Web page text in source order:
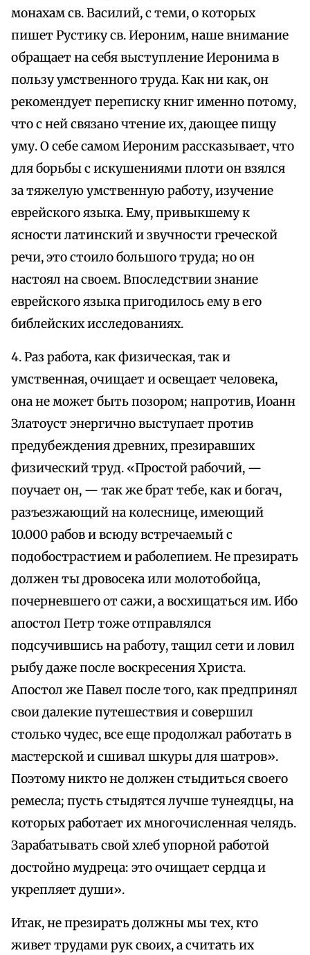
монахам св. Василий, с теми, о которых
пишет Рустику св. Иероним, наше внимание
обращает на себя выступление Иеронима в
пользу умственного труда. Как ни как, он
рекомендует переписку книг именно потому,
что с ней связано чтение их, дающее пищу
уму. О себе самом Иероним рассказывает, что
для борьбы с искушениями плоти он взялся
за тяжелую умственную работу, изучение
еврейского языка. Ему, привыкшему к
ясности латинский и звучности греческой
речи, это стоило большого труда; но он
настоял на своем. Впоследствии знание
еврейского языка пригодилось ему в его
библейских исследованиях.
4. Раз работа, как физическая, так и
умственная, очищает и освещает человека,
она не может быть позором; напротив, Иоанн
Златоуст энергично выступает против
предубеждения древних, презиравших
физический труд. «Простой рабочий, —
поучает он, — так же брат тебе, как и богач,
разъезжающий на колеснице, имеющий
10.000 рабов и всюду встречаемый с
подобострастием и раболепием. Не презирать
должен ты дровосека или молотобойца,
почерневшего от сажи, а восхищаться им. Ибо
апостол Петр тоже отправлялся
подсучившись на работу, тащил сети и ловил
рыбу даже после воскресения Христа.
Апостол же Павел после того, как предпринял
свои далекие путешествия и совершил
столько чудес, все еще продолжал работать в
мастерской и сшивал шкуры для шатров».
Поэтому никто не должен стыдиться своего
ремесла; пусть стыдятся лучше тунеядцы, на
которых работает их многочисленная челядь.
Зарабатывать свой хлеб упорной работой
достойно мудреца: это очищает сердца и
укрепляет души».
Итак, не презирать должны мы тех, кто
живет трудами рук своих, а считать их